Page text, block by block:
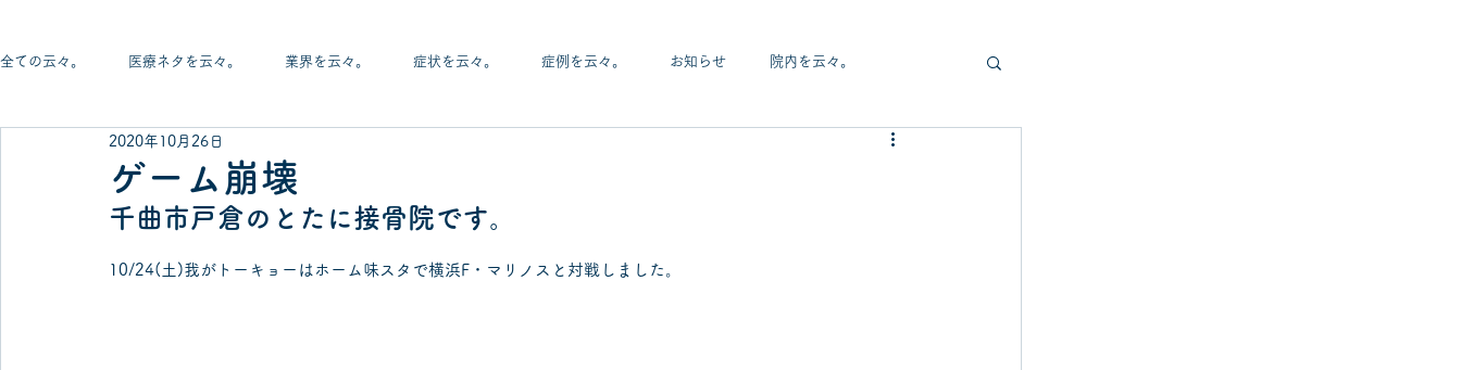
全ての云々。 医療ネタを云々。 業界を云々。 症状を云々。 症例を云々。 お知らせ 院内を云々。
観葉植物を云々。 サッカーを云々。 スポーツを云々。
膝を云々。 首を云々。
ゲーム崩壊
2020年10月26日
千曲市戸倉のとたに接骨院です。
10/24(土)我がトーキョーはホーム味スタで横浜F・マリノスと対戦しました。